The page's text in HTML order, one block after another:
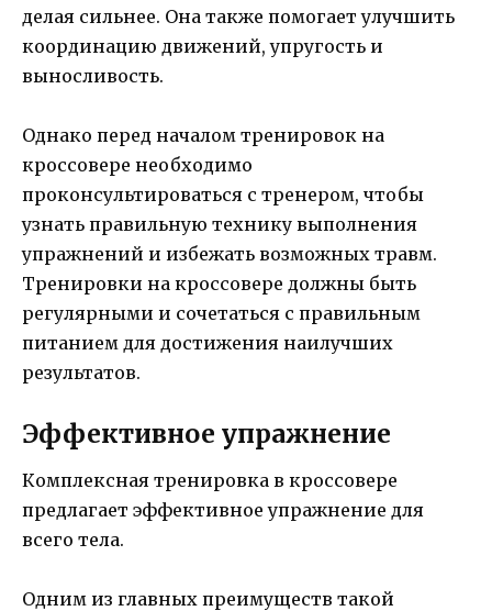
делая сильнее. Она также помогает улучшить
координацию движений, упругость и
выносливость.
Однако перед началом тренировок на
кроссовере необходимо
проконсультироваться с тренером, чтобы
узнать правильную технику выполнения
упражнений и избежать возможных травм.
Тренировки на кроссовере должны быть
регулярными и сочетаться с правильным
питанием для достижения наилучших
результатов.
Эффективное упражнение
Комплексная тренировка в кроссовере
предлагает эффективное упражнение для
всего тела.
Одним из главных преимуществ такой